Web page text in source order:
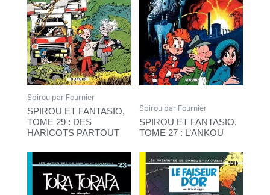
Spirou par Fournier
SPIROU ET FANTASIO,
TOME 29 : DES
HARICOTS PARTOUT
Spirou par Fournier
SPIROU ET FANTASIO,
TOME 27 : L’ANKOU